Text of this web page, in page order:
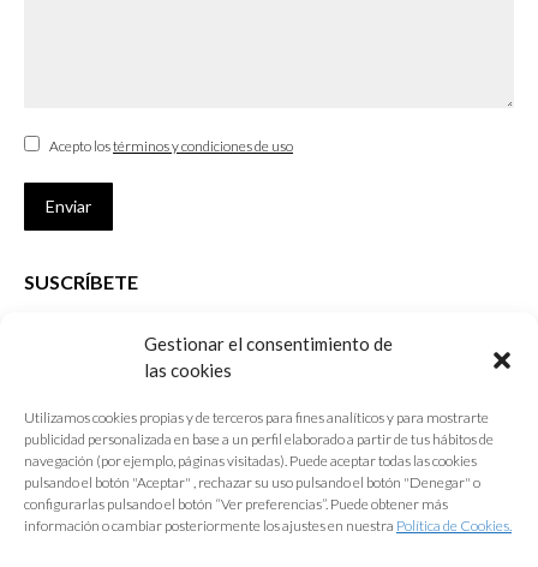
Gestionar el consentimiento de
las cookies
Utilizamos cookies propias y de terceros para fines analíticos y para mostrarte
publicidad personalizada en base a un perfil elaborado a partir de tus hábitos de
navegación (por ejemplo, páginas visitadas). Puede aceptar todas las cookies
pulsando el botón "Aceptar" , rechazar su uso pulsando el botón "Denegar" o
configurarlas pulsando el botón “Ver preferencias”. Puede obtener más
información o cambiar posteriormente los ajustes en nuestra Política de Cookies.
Acepto lostérminos y condiciones de uso
Enviar
SUSCRÍBETE
que desarrolla el Colegio de Arquitectos de Cádiz
E-mail *
Acepto lostérminos y condiciones de uso